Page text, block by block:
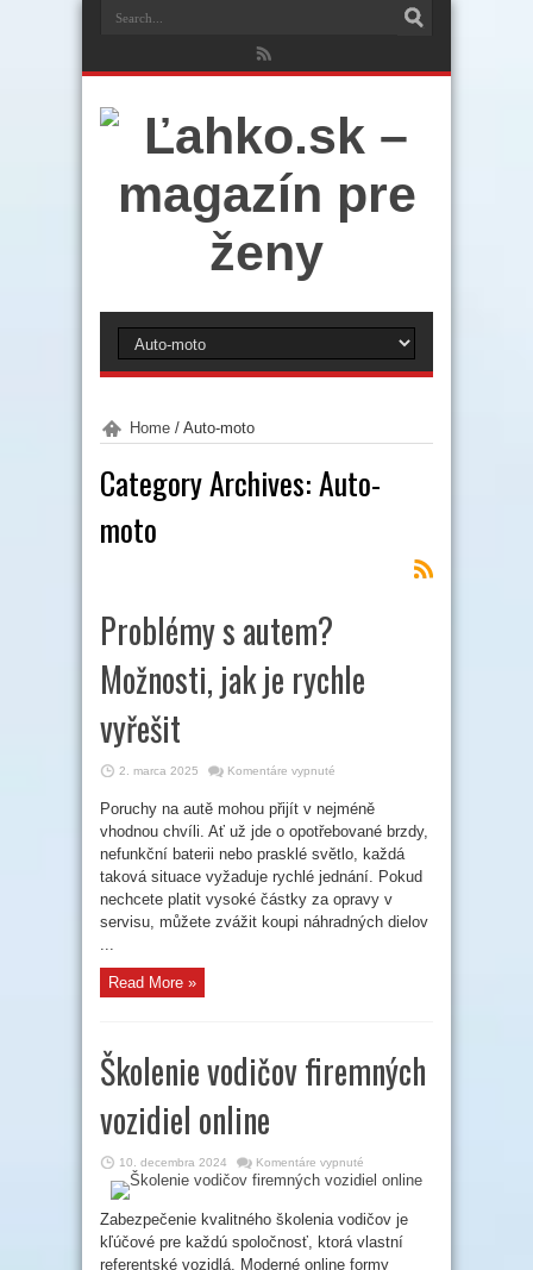
Home / Auto-moto
Category Archives:Auto-
moto
Problémy s autem?
Možnosti, jak je rychle
vyřešit
2. marca 2025 Komentáre vypnuté
autem?
Možnosti,
jak
je
rychle
vyřešit
Poruchy na autě mohou přijít v nejméně
vhodnou chvíli. Ať už jde o opotřebované brzdy,
nefunkční baterii nebo prasklé světlo, každá
taková situace vyžaduje rychlé jednání. Pokud
nechcete platit vysoké částky za opravy v
servisu, můžete zvážit koupi náhradných dielov
Read More »
Školenie vodičov firemných
vozidiel online
10. decembra 2024 Komentáre vypnuté
Školenie
vodičov
vozidiel
online
Zabezpečenie kvalitného školenia vodičov je
kľúčové pre každú spoločnosť, ktorá vlastní
referentské vozidlá. Moderné online formy